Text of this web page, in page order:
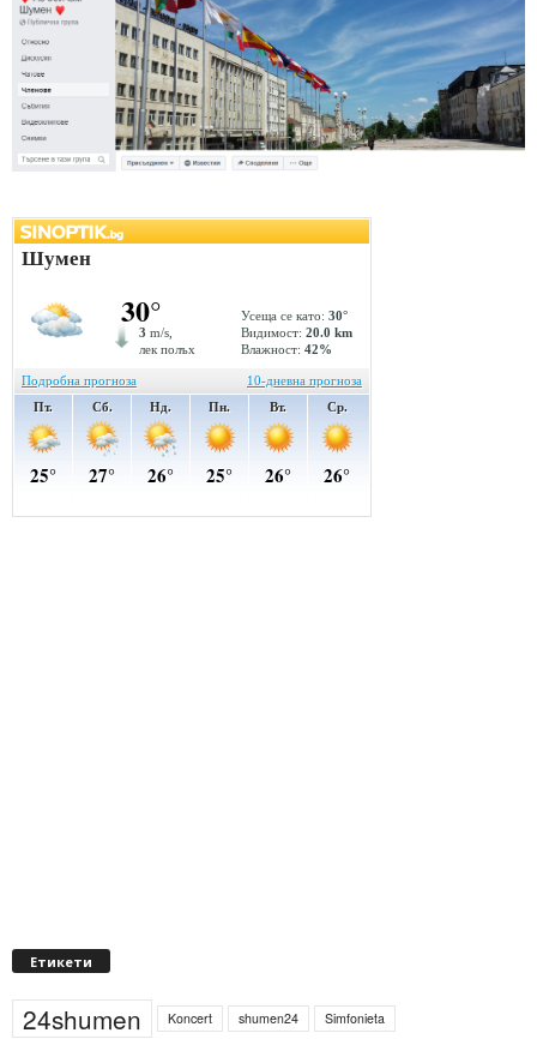
Етикети
24shumen Koncert shumen24
Simfonieta